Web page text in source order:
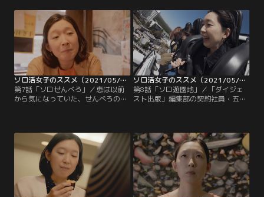
に暮れていた時、会社の上司・黒田
彩子（小林きな子）からお店を紹介
してもらい、なんとか予約がとれた
恵。意を決してお店へと向かった恵
は店内の雰囲気に圧倒され…。
場所へ案内された恵は、パイロット
吉村の妻にバーベキューに誘われ
る。そこで意外と知らなかった気球
競技のことを知り…。そしていよい
よ、恵は風になる…？
ソロ活女子のススメ（2021/05/14放送分）第07話
第7話「ソロせんべろ」／恵は以前
から気になっていた、せんべろの立
聞き耳を立てていると…。そして恵
はせんべろの醍醐味、ハシゴ酒をす
るため二軒目へ。するとそこに一人
の女性客がやってくる。お店のシス
テムに慣れていない様子の彼女をみ
た恵は…。
ソロ活女子のススメ（2021/05/21放送分）第08話
第8話「ソロ遊園地」／「ダイジェ
スト出版」編集部の契約社員・五月
が絶叫系マシンを好きなのか嫌いな
のか』その真相を確かめるべく、恵
は有給休暇を取得し遊園地を訪れ
る。検証するため、絶叫系マシン縛
りで次々とアトラクションに挑戦す
る傍ら…。